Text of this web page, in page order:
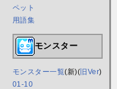
ペット
用語集
モンスター
モンスター一覧(新)( 旧Ver)
01-10